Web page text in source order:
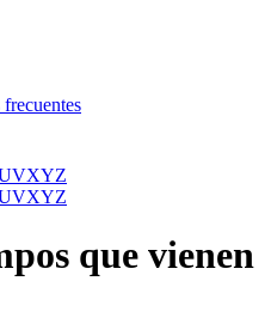
frecuentes
VXYZ
VXYZ
que vienen